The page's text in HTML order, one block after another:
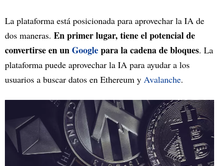
La plataforma está posicionada para aprovechar la IA de
dos maneras. En primer lugar, tiene el potencial de
convertirse en unGooglepara la cadena de bloques. La
plataforma puede aprovechar la IA para ayudar a los
usuarios a buscar datos en Ethereum y Avalanche.